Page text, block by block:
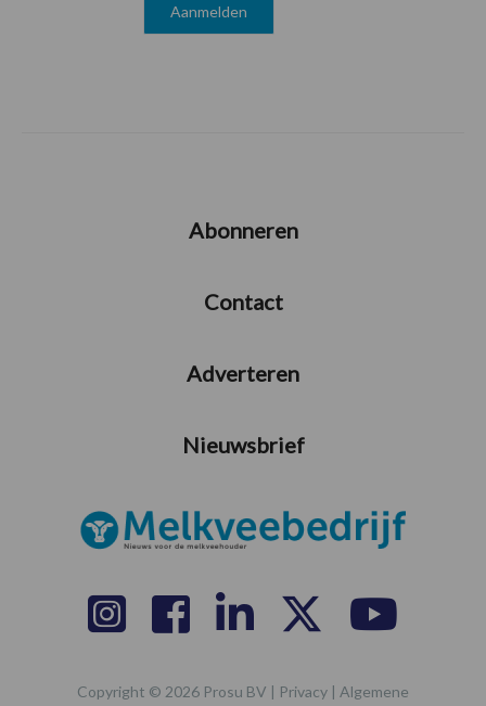
Abonneren
Contact
Adverteren
Nieuwsbrief
Copyright © 2026 Prosu BV | Privacy | Algemene